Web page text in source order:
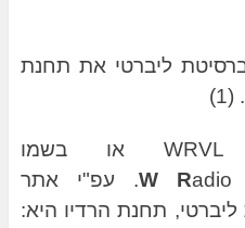
אוניברסיטת ליברטי את תחנת
שם התחנה הוא WRVL או בשמו
W R
iberty. עפ"י אתר
תחנת הרדיו היא: